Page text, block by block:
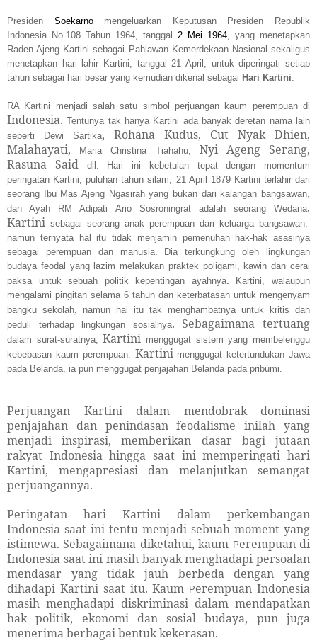
Presiden Soekarnomengeluarkan Keputusan Presiden Republik
Indonesia No.108 Tahun 1964, tanggal 2 Mei 1964 , yang menetapkan
Raden Ajeng Kartini sebagai Pahlawan Kemerdekaan Nasional sekaligus
menetapkan hari lahir Kartini, tanggal 21 April, untuk diperingati setiap
tahun sebagai hari besar yang kemudian dikenal sebagai Hari Kartini
RA Kartini menjadi salah satu simbol perjuangan kaum perempuan di
Indonesia . Tentunya tak hanya Kartini ada banyak deretan nama lain
seperti Dewi Sartika, Rohana Kudus, Cut Nyak Dhien,
Malahayati,
Maria Christina Tiahahu, Nyi Ageng Serang,
Rasuna Said dll. Hari ini kebetulan tepat dengan momentum
peringatan Kartini, puluhan tahun silam, 21 April 1879 Kartini terlahirdari
seorang Ibu Mas Ajeng Ngasirah yang bukan dari kalangan bangsawan,
dan Ayah RM Adipati Ario Sosroningrat
adalah seorang Wedana.
Kartini sebagai seorang anak perempuan dari keluarga bangsawan,
namun ternyata hal itu tidak menjamin pemenuhan hak-hak asasinya
sebagai perempuan dan manusia. Dia terkungkung oleh lingkungan
budaya feodal yang lazim melakukan praktek poligami, kawin dan cerai
paksa untuk sebuah politik kepentingan
ayahnya. Kartini, walaupun
mengalami pingitan selama 6 tahun dan keterbatasan untuk mengenyam
bangku sekolah, namun hal itu tak menghambatnya untuk kritis dan
peduli terhadap lingkungan sosialnya. Sebagaimana tertuang
dalam surat-suratnya, Kartini menggugat sistem yang membelenggu
kebebasan kaum perempuan. Kartini menggugat ketertundukan Jawa
pada Belanda, ia pun menggugat penjajahan Belanda pada pribumi.
Perjuangan Kartini dalam mendobrak dominasi
penjajahan dan penindasan feodalisme inilah yang
menjadi inspirasi, memberikan dasar bagi jutaan
rakyat Indonesia hingga saat ini memperingati hari
Kartini, mengapresiasi dan melanjutkan semangat
perjuangannya.
Peringatan hari Kartini dalam perkembangan
Indonesia saat ini tentu menjadi sebuah moment yang
istimewa. Sebagaimana diketahui, kaum Perempuan di
Indonesia saat ini masih banyak menghadapi persoalan
mendasar yang tidak jauh berbeda dengan yang
dihadapi Kartini saat itu. Kaum Perempuan Indonesia
masih menghadapi diskriminasi dalam mendapatkan
hak politik, ekonomi dan sosial budaya, pun juga
menerima berbagai bentuk kekerasan.